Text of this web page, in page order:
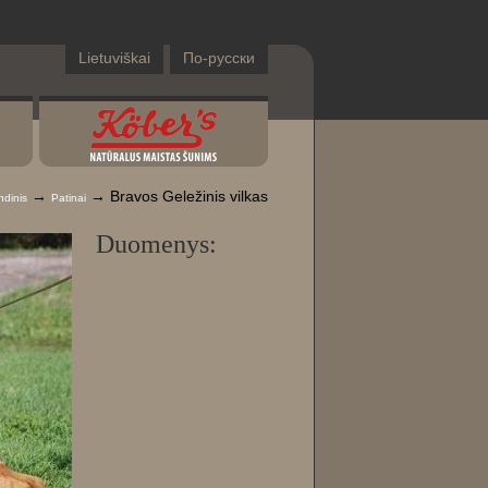
По-русски
Lietuviškai
→ Patinai → Bravos Geležinis vilkas
Duomenys: